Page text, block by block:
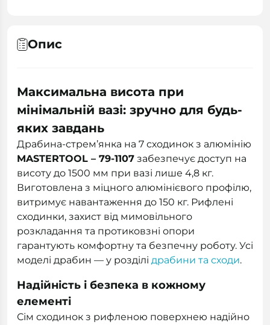
Опис
Максимальна висота при
мінімальній вазі: зручно для будь-
яких завдань
Драбина-стрем’янка на 7 сходинок з алюмінію
MASTERTOOL – 79-1107 забезпечує доступ на
висоту до 1500 мм при вазі лише 4,8 кг.
Виготовлена з міцного алюмінієвого профілю,
витримує навантаження до 150 кг. Рифлені
сходинки, захист від мимовільного
розкладання та протиковзні опори
гарантують комфортну та безпечну роботу. Усі
моделі драбин — у розділі драбини та сходи.
Надійність і безпека в кожному
елементі
Сім сходинок з рифленою поверхнею надійно